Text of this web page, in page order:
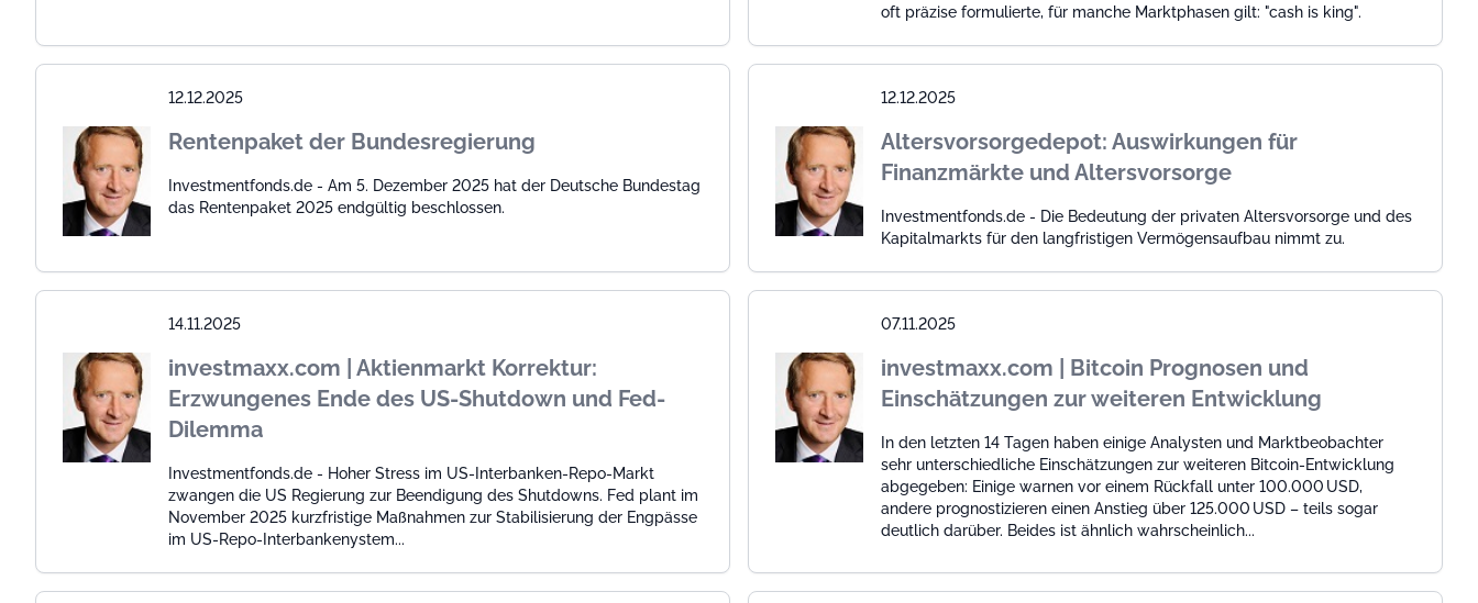
oft präzise formulierte, für manche Marktphasen gilt: "cash is king".
12.12.2025
Rentenpaket der Bundesregierung
Investmentfonds.de - Am 5. Dezember 2025 hat der Deutsche Bundestag
das Rentenpaket 2025 endgültig beschlossen.
12.12.2025
Altersvorsorgedepot: Auswirkungen für
Finanzmärkte und Altersvorsorge
Investmentfonds.de - Die Bedeutung der privaten Altersvorsorge und des
Kapitalmarkts für den langfristigen Vermögensaufbau nimmt zu.
14.11.2025
investmaxx.com | Aktienmarkt Korrektur:
Erzwungenes Ende des US-Shutdown und Fed-
Dilemma
Investmentfonds.de - Hoher Stress im US-Interbanken-Repo-Markt
zwangen die US Regierung zur Beendigung des Shutdowns. Fed plant im
November 2025 kurzfristige Maßnahmen zur Stabilisierung der Engpässe
im US-Repo-Interbankenystem...
07.11.2025
investmaxx.com | Bitcoin Prognosen und
Einschätzungen zur weiteren Entwicklung
In den letzten 14 Tagen haben einige Analysten und Marktbeobachter
sehr unterschiedliche Einschätzungen zur weiteren Bitcoin-Entwicklung
abgegeben: Einige warnen vor einem Rückfall unter 100.000 USD,
andere prognostizieren einen Anstieg über 125.000 USD – teils sogar
deutlich darüber. Beides ist ähnlich wahrscheinlich...